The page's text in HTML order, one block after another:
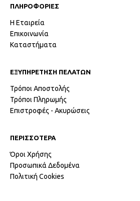
ΠΛΗΡΟΦΟΡΙΕΣ
Η Εταιρεία
Επικοινωνία
Καταστήματα
ΕΞΥΠΗΡΕΤΗΣΗ ΠΕΛΑΤΩΝ
Τρόποι Αποστολής
Τρόποι Πληρωμής
Επιστροφές - Ακυρώσεις
ΠΕΡΙΣΣΟΤΕΡΑ
Όροι Χρήσης
Προσωπικά Δεδομένα
Πολιτική Cookies